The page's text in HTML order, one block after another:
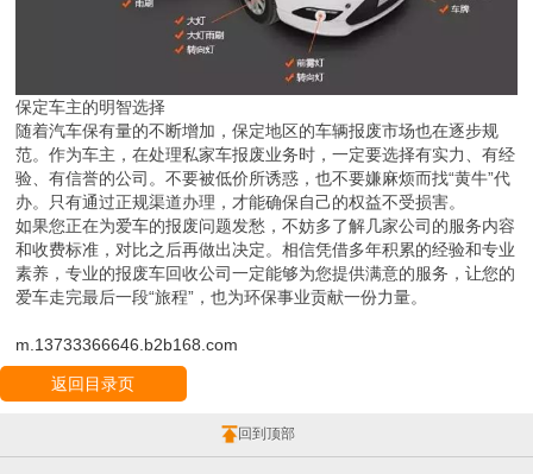
保定车主的明智选择
随着汽车保有量的不断增加，保定地区的车辆报废市场也在逐步规
范。作为车主，在处理私家车报废业务时，一定要选择有实力、有经
验、有信誉的公司。不要被低价所诱惑，也不要嫌麻烦而找“黄牛”代
办。只有通过正规渠道办理，才能确保自己的权益不受损害。
如果您正在为爱车的报废问题发愁，不妨多了解几家公司的服务内容
和收费标准，对比之后再做出决定。相信凭借多年积累的经验和专业
素养，专业的报废车回收公司一定能够为您提供满意的服务，让您的
爱车走完最后一段“旅程”，也为环保事业贡献一份力量。
m.13733366646.b2b168.com
返回目录页
回到顶部